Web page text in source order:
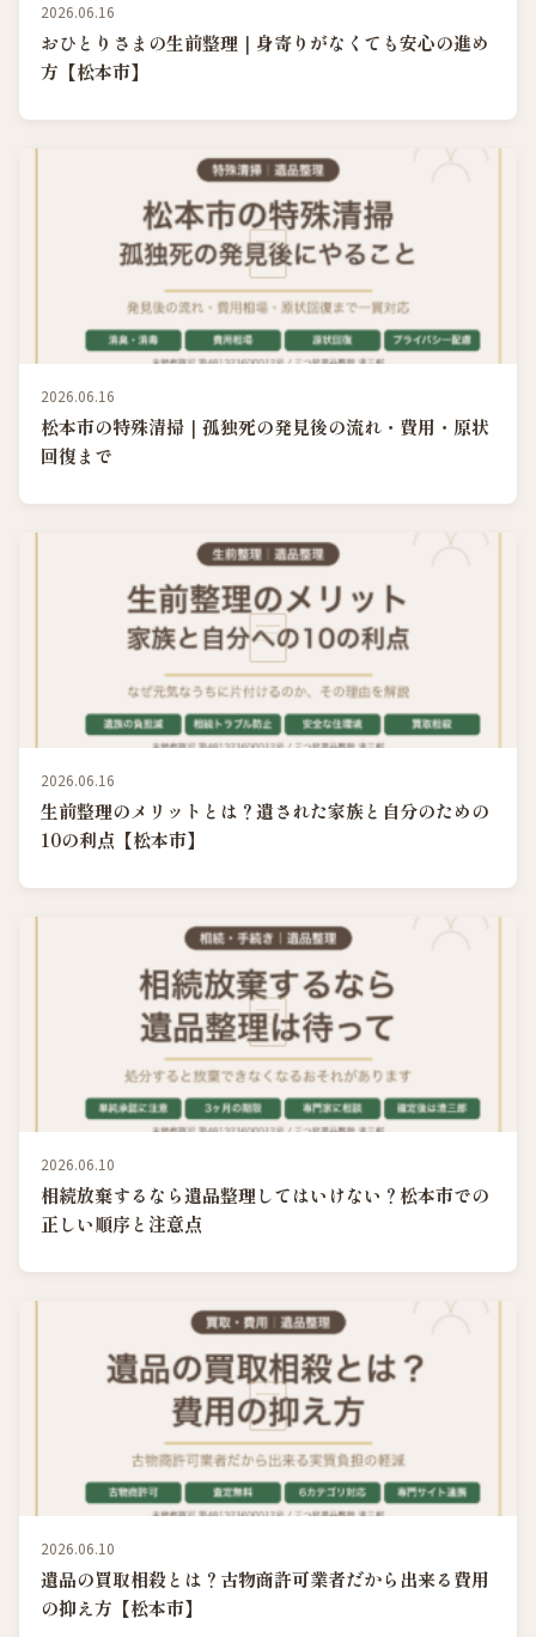
2026.06.16
おひとりさまの生前整理｜身寄りがなくても安心の進め
方【松本市】
2026.06.16
松本市の特殊清掃｜孤独死の発見後の流れ・費用・原状
回復まで
2026.06.16
生前整理のメリットとは？遺された家族と自分のための
10の利点【松本市】
2026.06.10
相続放棄するなら遺品整理してはいけない？松本市での
正しい順序と注意点
2026.06.10
遺品の買取相殺とは？古物商許可業者だから出来る費用
の抑え方【松本市】